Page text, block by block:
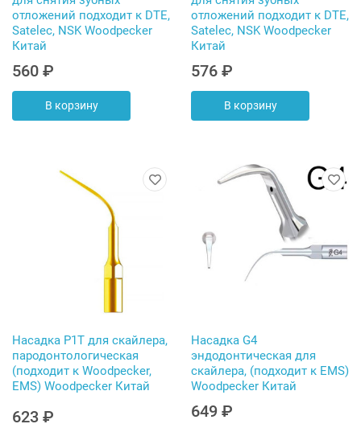
отложений подходит к DTE,
Satelec, NSK Woodpecker
Китай
560 ₽
В корзину
отложений подходит к DTE,
Satelec, NSK Woodpecker
Китай
576 ₽
В корзину
Насадка P1T для скайлера,
пародонтологическая
(подходит к Woodpecker,
EMS) Woodpecker Китай
623 ₽
Насадка G4
эндодонтическая для
скайлера, (подходит к EMS)
Woodpecker Китай
649 ₽